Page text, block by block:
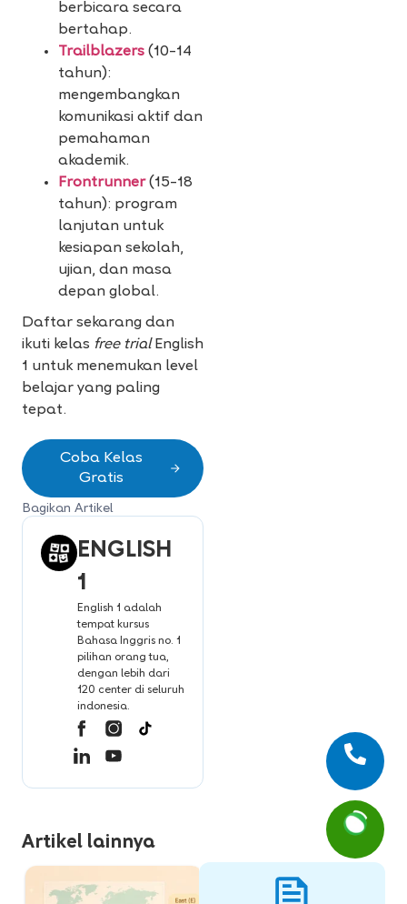
berbicara secara
bertahap.
Trailblazers (10–14
tahun):
mengembangkan
komunikasi aktif dan
pemahaman
akademik.
Frontrunner(15–18
tahun): program
lanjutan untuk
kesiapan sekolah,
ujian, dan masa
depan global.
Daftar sekarang dan
ikuti kelas free trialEnglish
1 untuk menemukan level
belajar yang paling
tepat.
Coba Kelas
Gratis
Bagikan Artikel
ENGLISH
1
English 1 adalah
tempat kursus
Bahasa Inggris no. 1
pilihan orang tua,
dengan lebih dari
120 center di seluruh
indonesia.
Artikel lainnya